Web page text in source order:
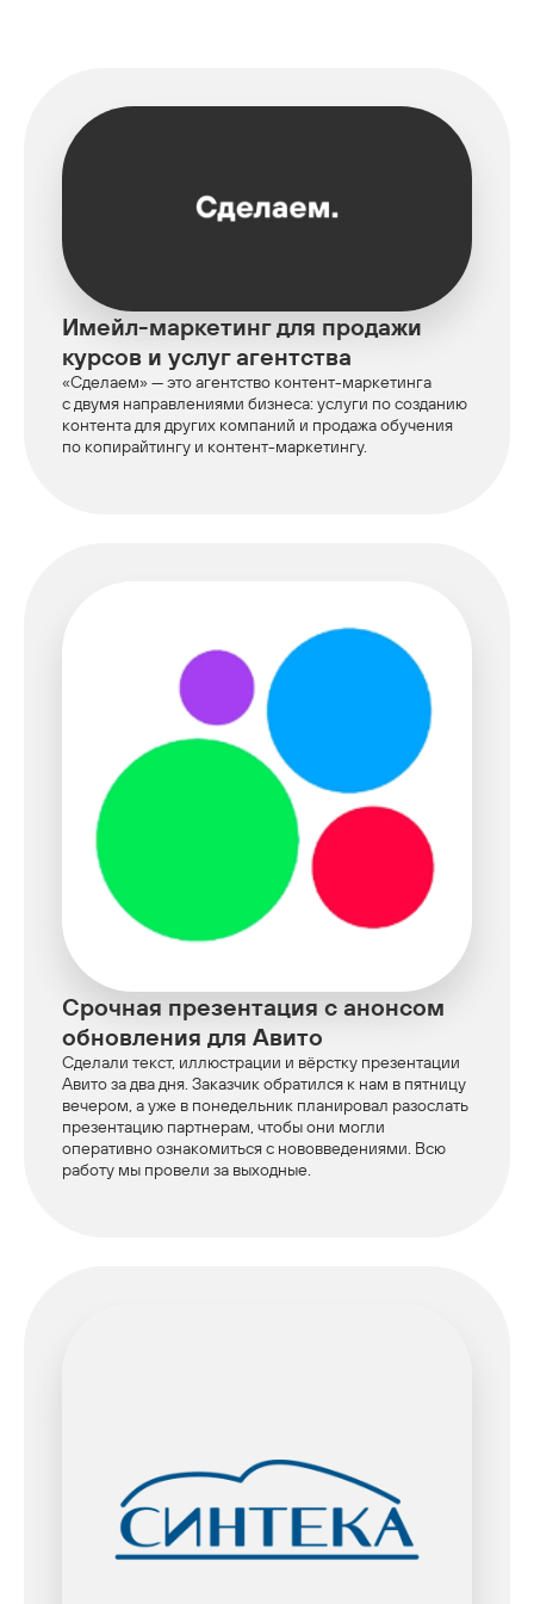
Имейл-маркетинг для продажи
курсов и услуг агентства
«Сделаем» — это агентство контент-маркетинга
с двумя направлениями бизнеса: услуги по созданию
контента для других компаний и продажа обучения
по копирайтингу и контент-маркетингу.
Срочная презентация с анонсом
обновления для Авито
Сделали текст, иллюстрации и вёрстку презентации
Авито за два дня. Заказчик обратился к нам в пятницу
вечером, а уже в понедельник планировал разослать
презентацию партнерам, чтобы они могли
оперативно ознакомиться с нововведениями. Всю
работу мы провели за выходные.